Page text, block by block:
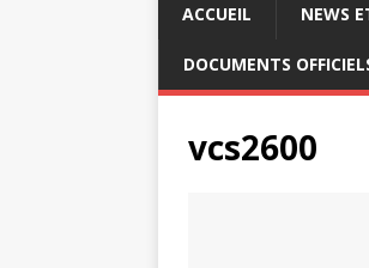
ACCUEIL NEWS
DOCUMENTS
vcs2600